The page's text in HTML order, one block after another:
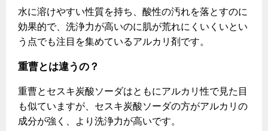
冬季の注意
保安体制
保安体制について
ガス設備安全点検について
各種手続き
水に溶けやすい性質を持ち、酸性の汚れを落とすのに
効果的で、洗浄力が高いのに肌が荒れにくいくいとい
う点でも注目を集めているアルカリ剤です。
重曹とは違うの？
重曹とセスキ炭酸ソーダはともにアルカリ性で見た目
も似ていますが、セスキ炭酸ソーダの方がアルカリの
成分が強く、より洗浄力が高いです。